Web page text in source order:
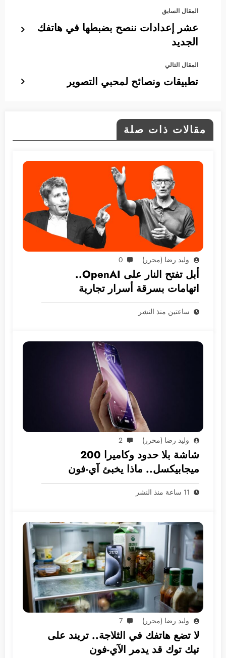
المقال السابق
عشر إعدادات ننصح بضبطها في هاتفك
الجديد
المقال التالي
تطبيقات ونصائح لمحبي التصوير
مقالات ذات صلة
وليد رضا (محرر) 0
أبل تفتح النار على OpenAI..
اتهامات بسرقة أسرار تجارية
ساعتين منذ النشر
وليد رضا (محرر) 2
شاشة بلا حدود وكاميرا 200
ميجابيكسل.. ماذا يخبئ آي-فون
2028؟
11 ساعة منذ النشر
وليد رضا (محرر) 7
لا تضع هاتفك في الثلاجة.. تريند على
تيك توك قد يدمر الآي-فون